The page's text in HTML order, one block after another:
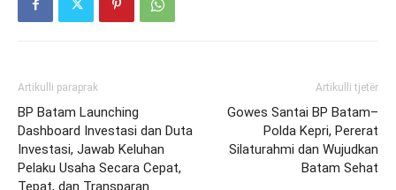
Artikulli paraprak
BP Batam Launching
Dashboard Investasi dan Duta
Investasi, Jawab Keluhan
Pelaku Usaha Secara Cepat,
Tepat, dan Transparan
Artikulli tjetër
Gowes Santai BP Batam–
Polda Kepri, Pererat
Silaturahmi dan Wujudkan
Batam Sehat